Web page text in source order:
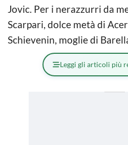
Jovic. Per i nerazzurri da
Scarpari, dolce metà di
Schievenin, moglie di
Leggi gli articoli più